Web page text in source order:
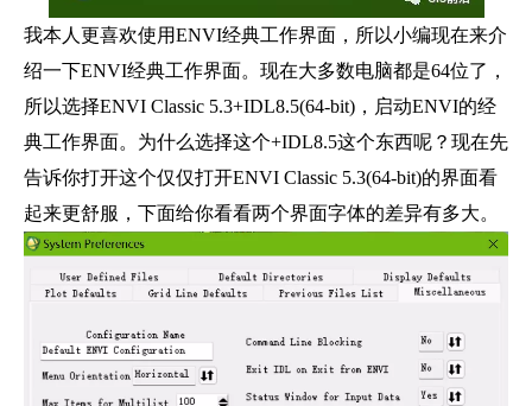
我本人更喜欢使用ENVI经典工作界面，所以小编现在来介
绍一下ENVI经典工作界面。现在大多数电脑都是64位了，
所以选择ENVI Classic 5.3+IDL8.5(64-bit)，启动ENVI的经
典工作界面。为什么选择这个+IDL8.5这个东西呢？现在先
告诉你打开这个仅仅打开ENVI Classic 5.3(64-bit)的界面看
起来更舒服，下面给你看看两个界面字体的差异有多大。